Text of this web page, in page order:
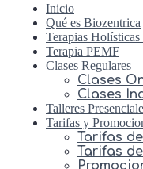
Inicio
Qué es Biozentrica
Terapias
Terapia PEMF
Clases Regulares
Clases
Clases
Talleres
Tarifas y
Tarifas
Tarifas